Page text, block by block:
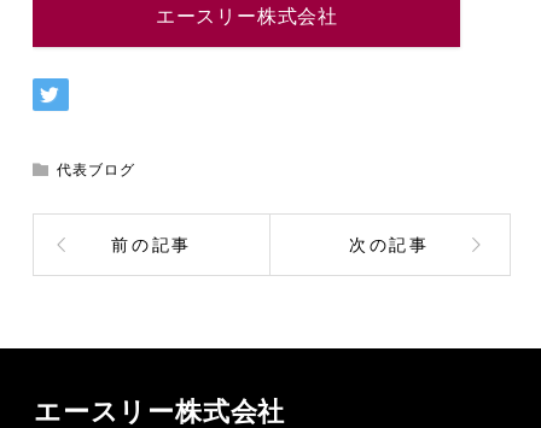
エースリー株式会社
代表ブログ
前の記事 次の記事
エースリー株式会社